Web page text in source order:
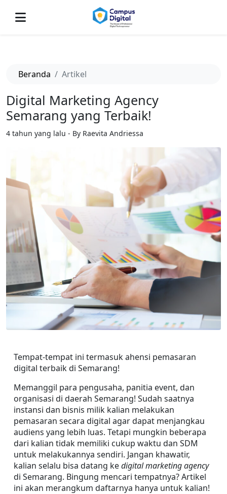
Beranda Artikel
Digital Marketing Agency
Semarang yang Terbaik!
4 tahun yang lalu - By Raevita Andriessa
Tempat-tempat ini termasuk ahensi pemasaran
digital terbaik di Semarang!
Memanggil para pengusaha, panitia event, dan
organisasi di daerah Semarang! Sudah saatnya
instansi dan bisnis milik kalian melakukan
pemasaran secara digital agar dapat menjangkau
audiens yang lebih luas. Tetapi mungkin beberapa
dari kalian tidak memiliki cukup waktu dan SDM
untuk melakukannya sendiri. Jangan khawatir,
kalian selalu bisa datang ke
digital marketing agency
di Semarang. Bingung mencari tempatnya? Artikel
ini akan merangkum daftarnya hanya untuk kalian!